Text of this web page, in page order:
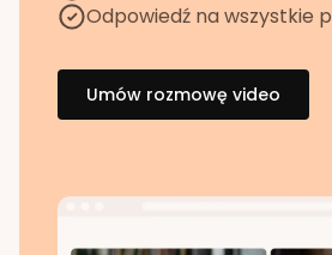
Odpowiedź na wszystkie
Umów rozmowę video